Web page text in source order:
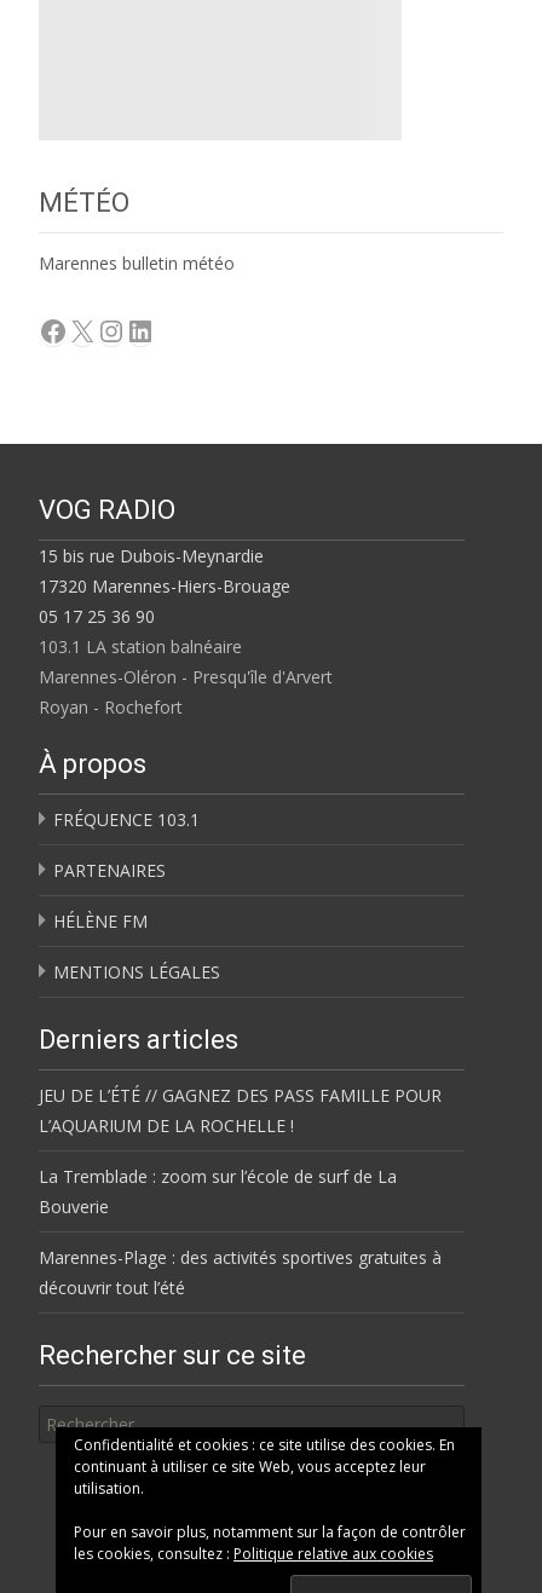
MÉTÉO
Marennes bulletin météo
Facebook
X Instagram
LinkedIn
VOG RADIO
15 bis rue Dubois-Meynardie
17320 Marennes-Hiers-Brouage
05 17 25 36 90
103.1 LA station balnéaire
Marennes-Oléron - Presqu'île d'Arvert
Royan - Rochefort
À propos
FRÉQUENCE 103.1
PARTENAIRES
HÉLÈNE FM
MENTIONS LÉGALES
Derniers articles
JEU DE L’ÉTÉ // GAGNEZ DES PASS FAMILLE POUR
L’AQUARIUM DE LA ROCHELLE !
La Tremblade : zoom sur l’école de surf de La
Bouverie
Marennes-Plage : des activités sportives gratuites à
découvrir tout l’été
Rechercher sur ce site
Confidentialité et cookies : ce site utilise des cookies. En
continuant à utiliser ce site Web, vous acceptez leur
utilisation.
Pour en savoir plus, notamment sur la façon de contrôler
les cookies, consultez : Politique relative aux cookies